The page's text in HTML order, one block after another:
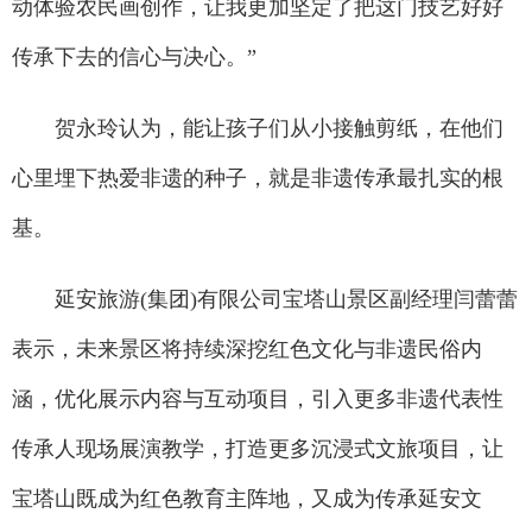
动体验农民画创作，让我更加坚定了把这门技艺好好
传承下去的信心与决心。”
贺永玲认为，能让孩子们从小接触剪纸，在他们
心里埋下热爱非遗的种子，就是非遗传承最扎实的根
基。
延安旅游(集团)有限公司宝塔山景区副经理闫蕾蕾
表示，未来景区将持续深挖红色文化与非遗民俗内
涵，优化展示内容与互动项目，引入更多非遗代表性
传承人现场展演教学，打造更多沉浸式文旅项目，让
宝塔山既成为红色教育主阵地，又成为传承延安文